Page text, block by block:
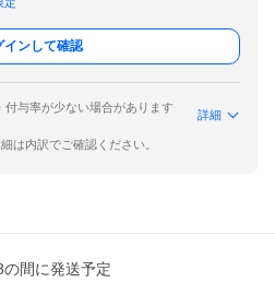
インして確認
与率が少ない場合があります
詳細
は内訳でご確認ください。
間に発送予定